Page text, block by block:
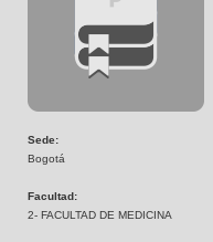
Sede:
Bogotá
Facultad:
2- FACULTAD DE MEDICINA